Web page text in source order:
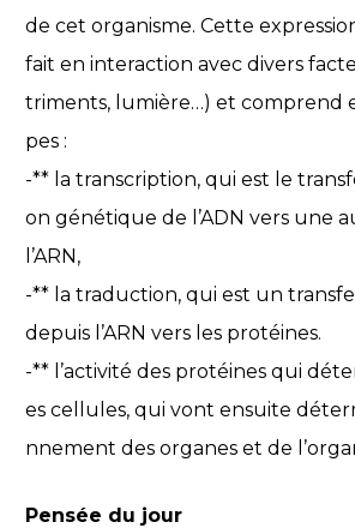
de cet organisme. Cette
fait en interaction avec divers
triments, lumière…) et comprend
pes :
-** la transcription, qui est le
on génétique de l’ADN vers une
l’ARN,
-** la traduction, qui est un
depuis l’ARN vers les protéines.
-** l’activité des protéines qui
es cellules, qui vont ensuite
nnement des organes et de
Pensée du jour